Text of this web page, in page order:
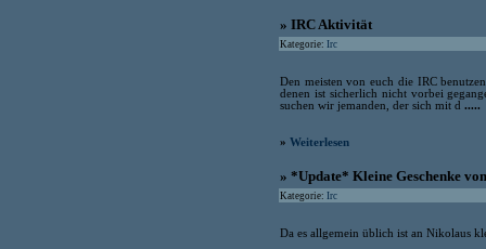
» IRC Aktivität
Kategorie: Irc
Den meisten von euch die IRC
denen ist sicherlich nicht vorbei
suchen wir jemanden, der sich mit d .....
» Weiterlesen
» *Update* Kleine Geschenke
Kategorie: Irc
Da es allgemein üblich ist an Nikolaus